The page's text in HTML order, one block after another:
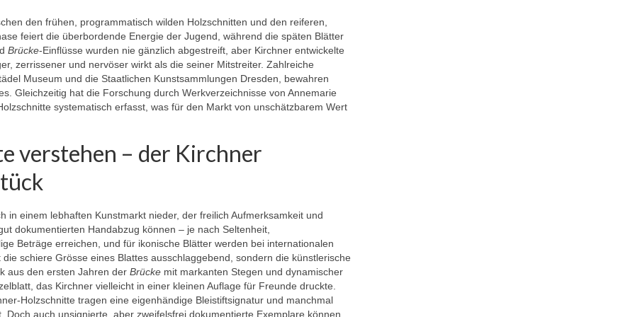
den frühen, programmatisch wilden Holzschnitten und den reiferen,
feiert die überbordende Energie der Jugend, während die späten Blätter
Brücke-Einflüsse wurden nie gänzlich abgestreift, aber Kirchner entwickelte
zerrissener und nervöser wirkt als die seiner Mitstreiter. Zahlreiche
Museum und die Staatlichen Kunstsammlungen Dresden, bewahren
Gleichzeitig hat die Forschung durch Werkverzeichnisse von Annemarie
systematisch erfasst, was für den Markt von unschätzbarem Wert
verstehen – der Kirchner
in einem lebhaften Kunstmarkt nieder, der freilich Aufmerksamkeit und
dokumentierten Handabzug können – je nach Seltenheit,
Beträge erreichen, und für ikonische Blätter werden bei internationalen
schiere Grösse eines Blattes ausschlaggebend, sondern die künstlerische
aus den ersten Jahren der Brücke mit markanten Stegen und dynamischer
das Kirchner vielleicht in einer kleinen Auflage für Freunde druckte.
Holzschnitte tragen eine eigenhändige Bleistiftsignatur und manchmal
auch unsignierte, aber zweifelsfrei dokumentierte Exemplare können